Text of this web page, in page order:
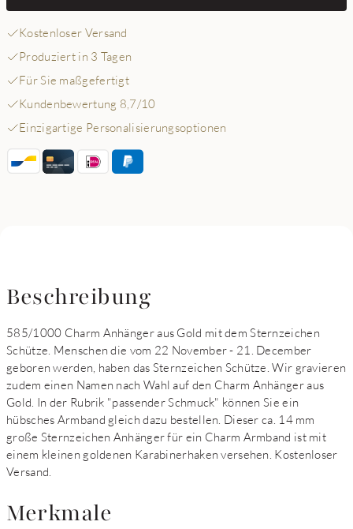
Kostenloser Versand
Produziert in 3 Tagen
Für Sie maßgefertigt
Kundenbewertung 8,7/10
Einzigartige Personalisierungsoptionen
Beschreibung
585/1000 Charm Anhänger aus Gold mit dem Sternzeichen
Schütze. Menschen die vom 22 November - 21. December
geboren werden, haben das Sternzeichen Schütze. Wir gravieren
zudem einen Namen nach Wahl auf den Charm Anhänger aus
Gold. In der Rubrik "passender Schmuck" können Sie ein
hübsches Armband gleich dazu bestellen. Dieser ca. 14 mm
große Sternzeichen Anhänger für ein Charm Armband ist mit
einem kleinen goldenen Karabinerhaken versehen. Kostenloser
Versand.
Merkmale